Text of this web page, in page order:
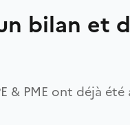
bilan et
& PME ont déjà